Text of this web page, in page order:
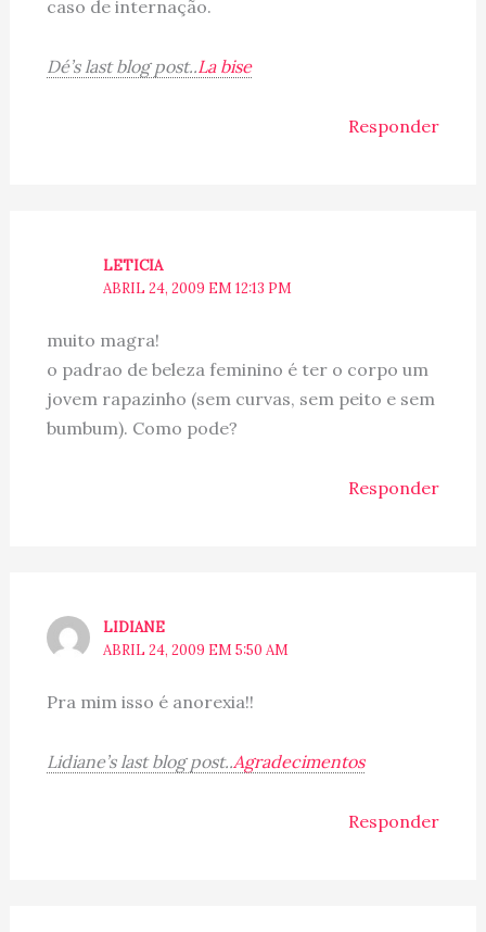
caso de internação.
Dé’s last blog post..La bise
Responder
LETICIA
ABRIL 24, 2009 EM 12:13 PM
muito magra!
o padrao de beleza feminino é ter o corpo um
jovem rapazinho (sem curvas, sem peito e sem
bumbum). Como pode?
Responder
LIDIANE
ABRIL 24, 2009 EM 5:50 AM
Pra mim isso é anorexia!!
Lidiane’s last blog post..Agradecimentos
Responder